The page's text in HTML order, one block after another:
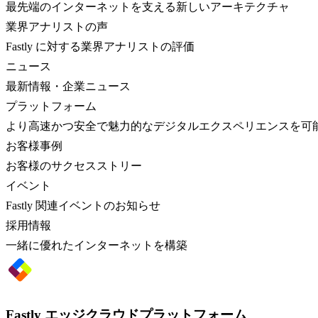
最先端のインターネットを支える新しいアーキテクチャ
業界アナリストの声
Fastly に対する業界アナリストの評価
ニュース
最新情報・企業ニュース
プラットフォーム
より高速かつ安全で魅力的なデジタルエクスペリエンスを可
お客様事例
お客様のサクセスストリー
イベント
Fastly 関連イベントのお知らせ
採用情報
一緒に優れたインターネットを構築
Fastly エッジクラウドプラットフォーム